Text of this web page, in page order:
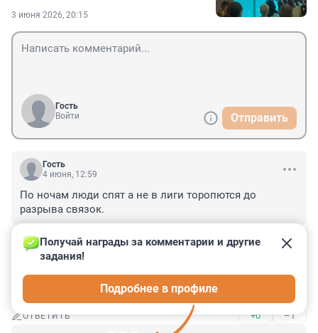
3 июня 2026, 20:15
Гость
Войти
Отправить
Гость
4 июня, 12:59
По ночам люди спят а не в лиги торопются до
разрыва связок.
ОТВЕТИТЬ –0
Гость
Просто нажрался.
ОТВЕТИТЬ +0 –1
Получай награды за комментарии и другие
задания!
Подробнее в профиле